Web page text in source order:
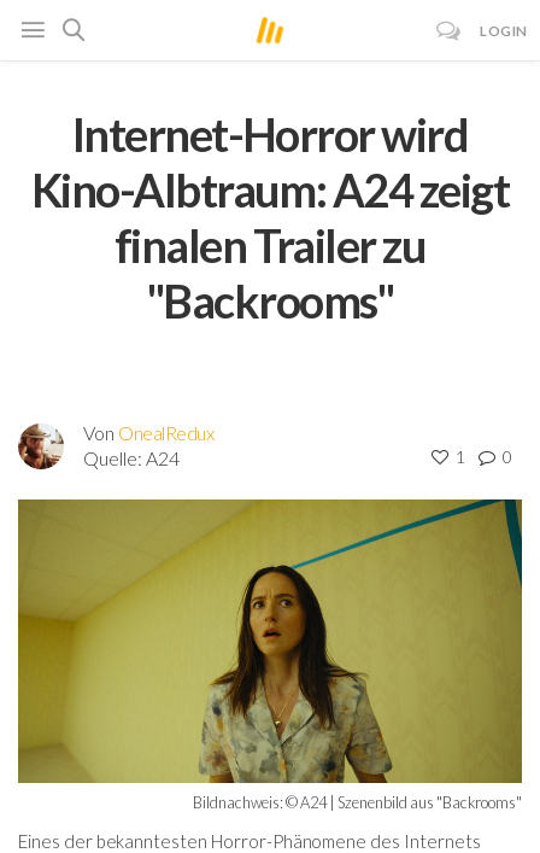
LOGIN
Internet-Horror wird
Kino-Albtraum: A24 zeigt
finalen Trailer zu
"Backrooms"
Von OnealRedux
Quelle: A24 1 0
Bildnachweis: © A24 | Szenenbild aus "Backrooms"
Eines der bekanntesten Horror-Phänomene des Internets